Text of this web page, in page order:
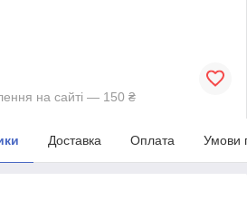
на сайті — 150 ₴
Доставка Оплата Умови